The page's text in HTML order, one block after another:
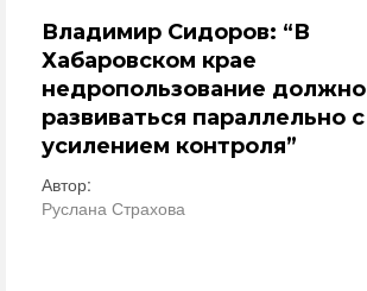
Владимир Сидоров: “В
Хабаровском крае
недропользование должно
развиваться параллельно с
усилением контроля”
Автор:
Руслана Страхова